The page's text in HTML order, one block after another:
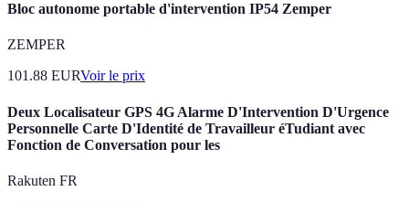
Bloc autonome portable d'intervention IP54 Zemper
ZEMPER
101.88 EURVoir le prix
Deux Localisateur GPS 4G Alarme D'Intervention D'Urgence
Personnelle Carte D'Identité de Travailleur éTudiant avec
Fonction de Conversation pour les
Rakuten FR